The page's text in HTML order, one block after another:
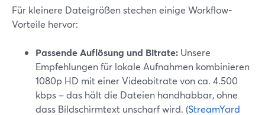
Für kleinere Dateigrößen stechen einige Workflow-
Vorteile hervor:
Passende Auflösung und Bitrate: Unsere
Empfehlungen für lokale Aufnahmen kombinieren
1080p HD mit einer Videobitrate von ca. 4.500
kbps – das hält die Dateien handhabbar, ohne
dass Bildschirmtext unscharf wird. (StreamYard